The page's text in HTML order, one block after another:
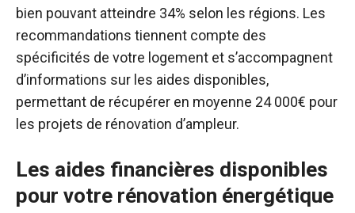
bien pouvant atteindre 34% selon les régions. Les
recommandations tiennent compte des
spécificités de votre logement et s’accompagnent
d’informations sur les aides disponibles,
permettant de récupérer en moyenne 24 000€ pour
les projets de rénovation d’ampleur.
Les aides financières disponibles
pour votre rénovation énergétique